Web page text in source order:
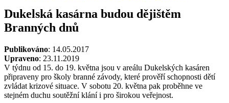
Dukelská kasárna budou dějištěm
Branných dnů
Publikováno: 14.05.2017
Upraveno: 23.11.2019
V týdnu od 15. do 19. května jsou v areálu Dukelských kasáren
připraveny pro školy branné závody, které prověří schopnosti dětí
zvládat krizové situace. V sobotu 20. května pak proběhne ve
stejném duchu soutěžní klání i pro širokou veřejnost.